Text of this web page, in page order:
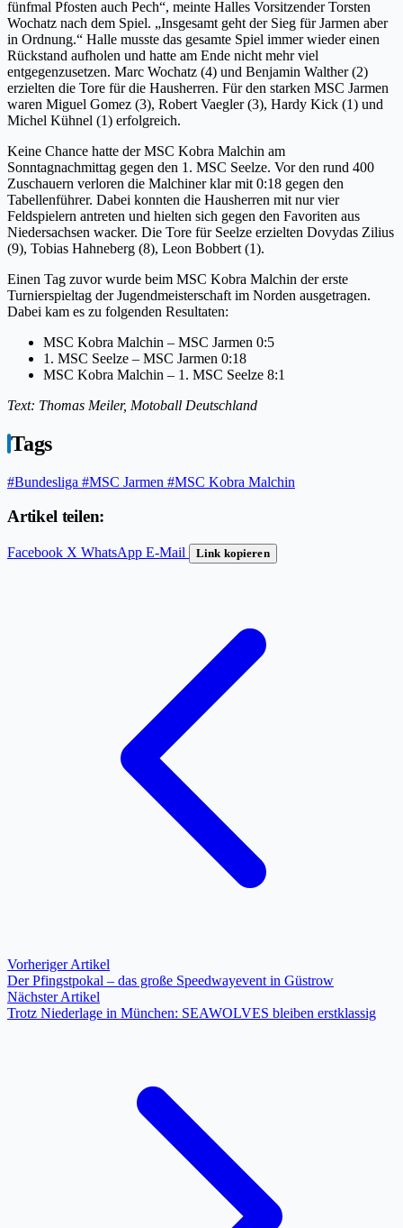
fünfmal Pfosten auch Pech“, meinte Halles Vorsitzender Torsten
Wochatz nach dem Spiel. „Insgesamt geht der Sieg für Jarmen aber
in Ordnung.“ Halle musste das gesamte Spiel immer wieder einen
Rückstand aufholen und hatte am Ende nicht mehr viel
entgegenzusetzen. Marc Wochatz (4) und Benjamin Walther (2)
erzielten die Tore für die Hausherren. Für den starken MSC Jarmen
waren Miguel Gomez (3), Robert Vaegler (3), Hardy Kick (1) und
Michel Kühnel (1) erfolgreich.
Keine Chance hatte der MSC Kobra Malchin am
Sonntagnachmittag gegen den 1. MSC Seelze. Vor den rund 400
Zuschauern verloren die Malchiner klar mit 0:18 gegen den
Tabellenführer. Dabei konnten die Hausherren mit nur vier
Feldspielern antreten und hielten sich gegen den Favoriten aus
Niedersachsen wacker. Die Tore für Seelze erzielten Dovydas Zilius
(9), Tobias Hahneberg (8), Leon Bobbert (1).
Einen Tag zuvor wurde beim MSC Kobra Malchin der erste
Turnierspieltag der Jugendmeisterschaft im Norden ausgetragen.
Dabei kam es zu folgenden Resultaten:
MSC Kobra Malchin – MSC Jarmen 0:5
1. MSC Seelze – MSC Jarmen 0:18
MSC Kobra Malchin – 1. MSC Seelze 8:1
Text: Thomas Meiler, Motoball Deutschland
Tags
#Bundesliga #MSC Jarmen #MSC Kobra Malchin
Artikel teilen:
Facebook X WhatsApp E-Mail Link kopieren
Vorheriger Artikel
Der Pfingstpokal – das große Speedwayevent in Güstrow
Nächster Artikel
Trotz Niederlage in München: SEAWOLVES bleiben erstklassig